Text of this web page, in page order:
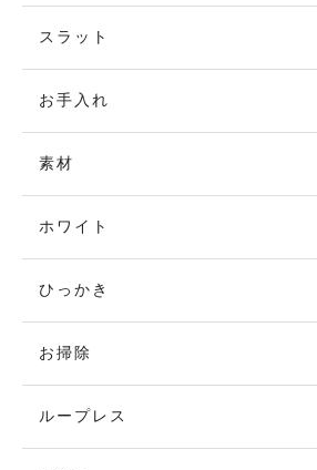
スラット
お手入れ
素材
ホワイト
ひっかき
お掃除
ループレス